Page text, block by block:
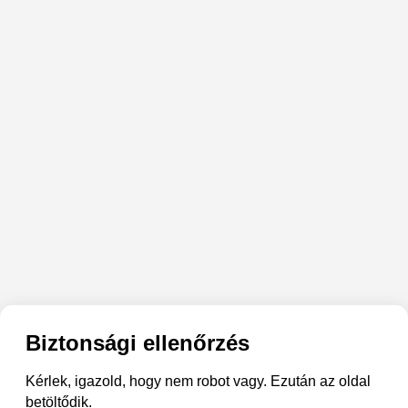
Biztonsági ellenőrzés
Kérlek, igazold, hogy nem robot vagy. Ezután az oldal
betöltődik.